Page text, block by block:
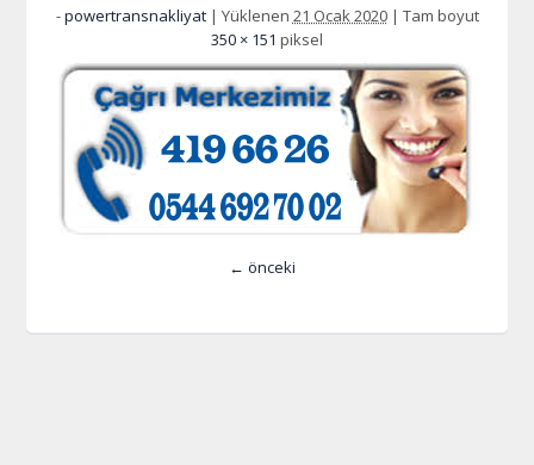
-powertransnakliyat | Yüklenen 21 Ocak 2020 | Tam boyut
350 × 151 piksel
← önceki